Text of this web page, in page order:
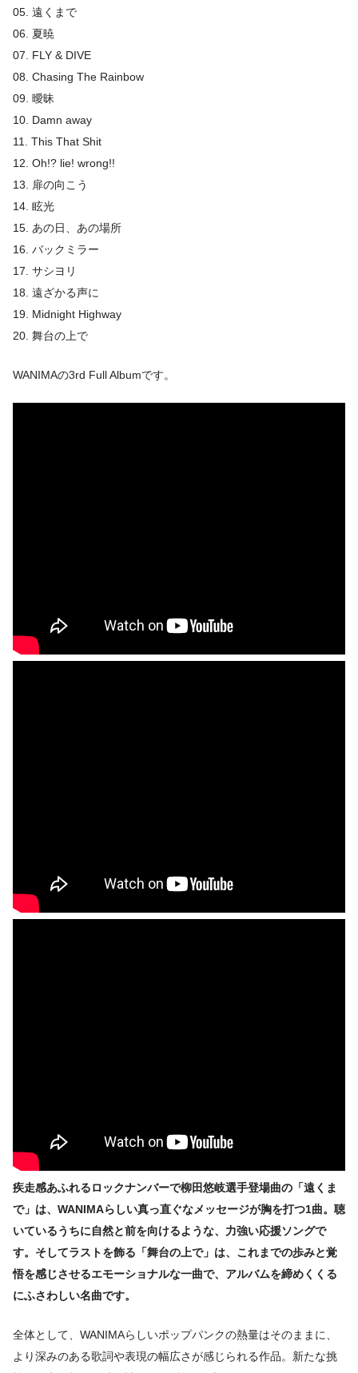
05. 遠くまで
06. 夏暁
07. FLY & DIVE
08. Chasing The Rainbow
09. 曖昧
10. Damn away
11. This That Shit
12. Oh!? lie! wrong!!
13. 扉の向こう
14. 眩光
15. あの日、あの場所
16. バックミラー
17. サシヨリ
18. 遠ざかる声に
19. Midnight Highway
20. 舞台の上で
WANIMAの3rd Full Albumです。
疾走感あふれるロックナンバーで柳田悠岐選手登場曲の「遠くま
で」は、WANIMAらしい真っ直ぐなメッセージが胸を打つ1曲。聴
いているうちに自然と前を向けるような、力強い応援ソングで
す。そしてラストを飾る「舞台の上で」は、これまでの歩みと覚
悟を感じさせるエモーショナルな一曲で、アルバムを締めくくる
にふさわしい名曲です。
全体として、WANIMAらしいポップパンクの熱量はそのままに、
より深みのある歌詞や表現の幅広さが感じられる作品。新たな挑